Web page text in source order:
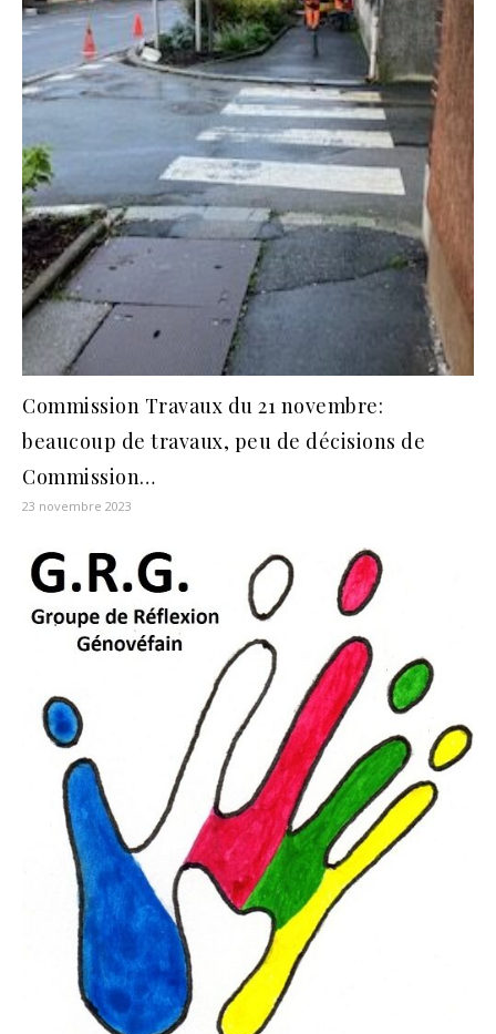
Commission Travaux du 21 novembre:
beaucoup de travaux, peu de décisions de
Commission…
23 novembre 2023